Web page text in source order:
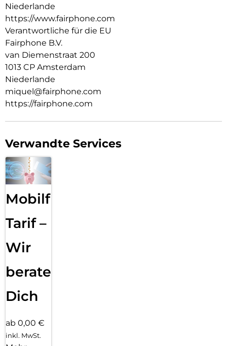
Niederlande
https://www.fairphone.com
Verantwortliche für die EU
Fairphone B.V.
van Diemenstraat 200
1013 CP Amsterdam
Niederlande
miquel@fairphone.com
https://fairphone.com
Verwandte Services
Mobilfunk
Tarif –
Wir
beraten
Dich
ab 0,00 €
inkl. MwSt.